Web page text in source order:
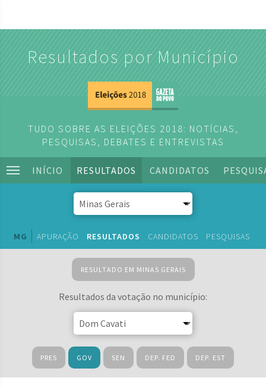
Resultados por Município
TUDO SOBRE AS ELEIÇÕES 2018: NOTÍCIAS,
PESQUISAS, DEBATES E ENTREVISTAS
INÍCIO RESULTADOS CANDIDATOS
MG APURAÇÃO RESULTADOS CANDIDATOS PESQUISAS
RESULTADO EM MINAS GERAIS
Resultados da votação no município:
PRES GOV SEN DEP. FED DEP. EST